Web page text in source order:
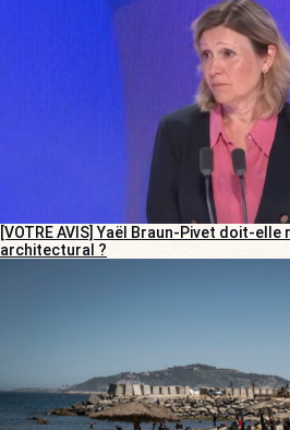
[VOTRE AVIS] Yaël Braun-Pivet doit-
architectural ?